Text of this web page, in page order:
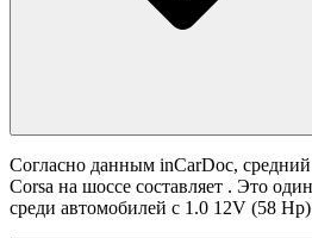
Согласно данным inCarDoc, средний
Corsa на шоссе составляет . Это
среди автомобилей с 1.0 12V (58